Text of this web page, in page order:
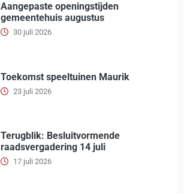
Aangepaste openingstijden
gemeentehuis augustus
30 juli 2026
Toekomst speeltuinen Maurik
23 juli 2026
Terugblik: Besluitvormende
raadsvergadering 14 juli
17 juli 2026